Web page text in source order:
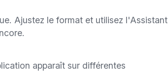
Ajustez le format et utilisez l'Assistant
apparaît sur différentes